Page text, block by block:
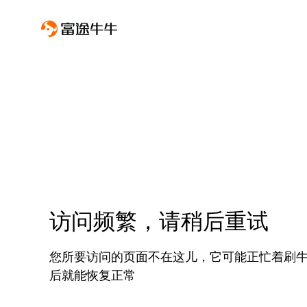
访问频繁，请稍后重试
您所要访问的页面不在这儿，它可能正忙着刷
后就能恢复正常